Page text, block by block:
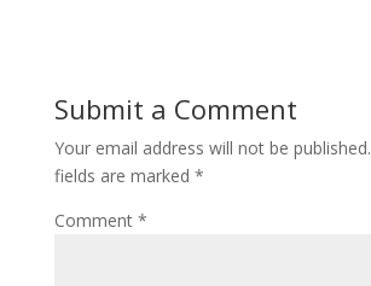
o
k
d
o
lr
e
Submit a Comment
Your email address will not be published.
fields are marked *
Comment *